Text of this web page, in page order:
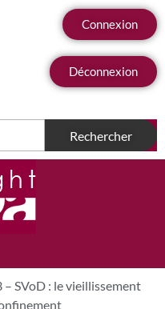
Connexion
Déconnexion
– SVoD : le vieillissement